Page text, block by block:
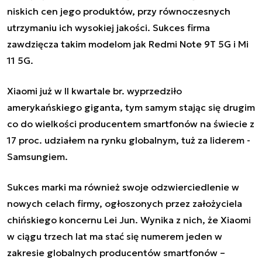
niskich cen jego produktów, przy równoczesnych
utrzymaniu ich wysokiej jakości. Sukces firma
zawdzięcza takim modelom jak Redmi Note 9T 5G i Mi
11 5G.
Xiaomi już w II kwartale br. wyprzedziło
amerykańskiego giganta, tym samym stając się drugim
co do wielkości producentem smartfonów na świecie z
17 proc. udziałem na rynku globalnym, tuż za liderem -
Samsungiem.
Sukces marki ma również swoje odzwierciedlenie w
nowych celach firmy, ogłoszonych przez założyciela
chińskiego koncernu Lei Jun. Wynika z nich, że Xiaomi
w ciągu trzech lat ma stać się numerem jeden w
zakresie globalnych producentów smartfonów –